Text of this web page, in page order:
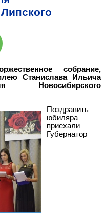
собрание,
Станислава Ильича
Новосибирского
Поздравить
юбиляра
приехали
Губернатор